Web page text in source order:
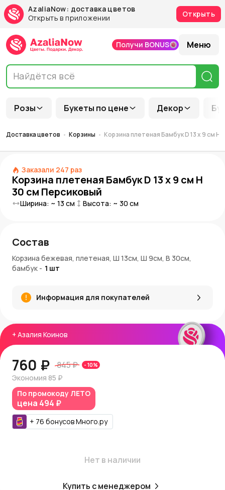
AzaliaNow: доставка цветов
Открыть в приложении
Открыть
Розы Букеты по цене Декор
Получи BONUS Меню
Доставка цветов Корзины Корзина плетеная Бамбук D 13 x 9 см H
Заказали 247 раз
Корзина плетеная Бамбук D 13 x 9 см H
30 см Персиковый
Ширина: ~ 13 см Высота: ~ 30 см
+ Азалия Коинов
760 ₽ 845 ₽ - 10%
Экономия 85 ₽
По промокоду ЛЕТО
цена 494 ₽
+ 76 бонусовМного.ру
Нет в наличии
Купить с менеджером
Состав
Корзина бежевая, плетеная, Ш 13см, Ш 9см, В 30см,
бамбук - 1 шт
Информация для покупателей